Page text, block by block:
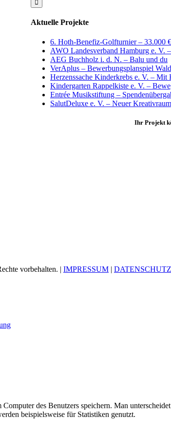
Aktuelle Projekte
6. Hoth-Benefiz-Golfturnier – 33.000
AWO Landesverband Hamburg e. V.
AEG Buchholz i. d. N. – Balu und du
VerAplus – Bewerbungsplanspiel
Herzenssache Kinderkrebs e. V. –
Kindergarten Rappelkiste e. V. –
Entrée Musikstiftung –
SalutDeluxe e. V. – Neuer
Ihr Projekt
vorbehalten. | IMPRESSUM |
des Benutzers speichern. Man
beispielsweise für Statistiken genutzt.